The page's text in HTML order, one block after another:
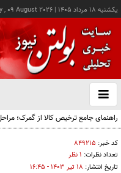
يکشنبه ۱۸ مرداد ۱۴۰۵ |
, 09 August 2026
باز
و
راهنمای جامع ترخیص کالا از گمرک؛
کد خبر: ۸۴۹۲۱۵
تعداد نظرات: ۱ نظر
تاریخ انتشار: ۱۸ تير ۱۴۰۳ - ۱۶:۴۵